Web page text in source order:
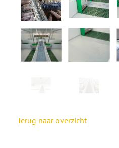
Terug naar overzicht